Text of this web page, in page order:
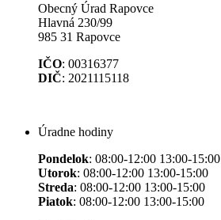
Obecný Úrad Rapovce
Hlavná 230/99
985 31 Rapovce
IČO: 00316377
DIČ: 2021115118
Úradne hodiny
Pondelok: 08:00-12:00 13:00-15:00
Utorok: 08:00-12:00 13:00-15:00
Streda: 08:00-12:00 13:00-15:00
Piatok: 08:00-12:00 13:00-15:00